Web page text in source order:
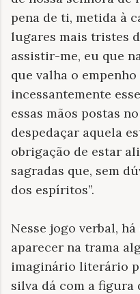
pena de ti, metida à
lugares mais tristes
assistir-me, eu que
que valha o
incessantemente
essas mãos postas
despedaçar aquela
obrigação de estar
sagradas que, sem
dos espíritos”.
Nesse jogo verbal,
aparecer na trama
imaginário literário
silva dá com a figura